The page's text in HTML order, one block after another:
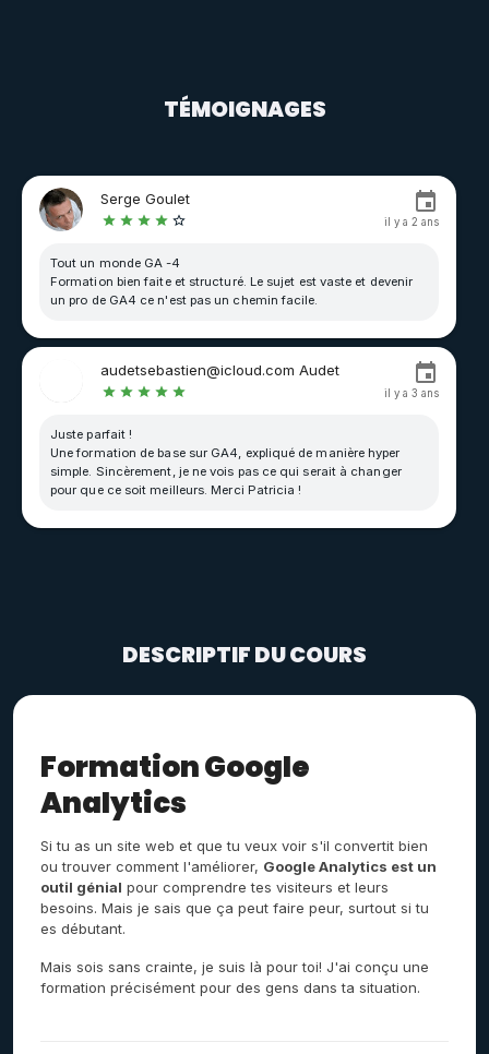
TÉMOIGNAGES
Serge Goulet
il y a 2 ans
Tout un monde GA -4
Formation bien faite et structuré. Le sujet est vaste et devenir
un pro de GA4 ce n'est pas un chemin facile.
audetsebastien@icloud.com Audet
il y a 3 ans
Juste parfait !
Une formation de base sur GA4, expliqué de manière hyper
simple. Sincèrement, je ne vois pas ce qui serait à changer
pour que ce soit meilleurs. Merci Patricia !
DESCRIPTIF DU COURS
Formation Google
Analytics
Si tu as un site web et que tu veux voir s'il convertit bien
ou trouver comment l'améliorer, Google Analytics est un
outil génial pour comprendre tes visiteurs et leurs
besoins. Mais je sais que ça peut faire peur, surtout si tu
es débutant.
Mais sois sans crainte, je suis là pour toi! J'ai conçu une
formation précisément pour des gens dans ta situation.